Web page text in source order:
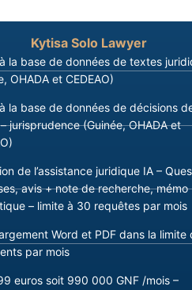
Kytisa Solo Lawyer
la base de données de textes
OHADA et CEDEAO)
la base de données de décisions
jurisprudence (Guinée, OHADA et
de l’assistance juridique IA –
avis + note de recherche, mémo
– limite à 30 requêtes par mois
Word et PDF dans la limite
par mois
euros soit 990 000 GNF /mois –